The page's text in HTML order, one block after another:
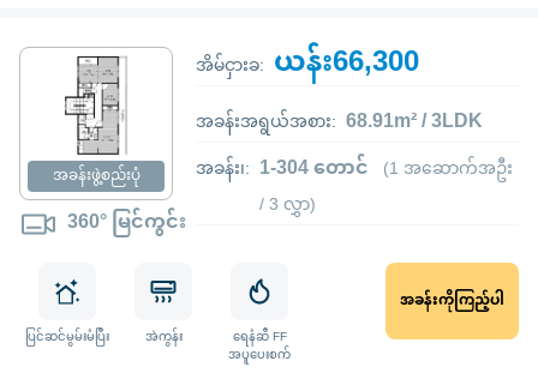
အခန်းဖွဲ့စည်းပုံ
360° မြင်ကွင်း
အိမ်ငှားခ: ယန်း66,300
အခန်းအရွယ်အစား: 68.91m² / 3LDK
အခန်း၊: 1-304 တောင် (1 အဆောက်အဦး
/ 3 လွှာ)
ပြင်ဆင်မွမ်းမံပြီး အဲကွန်း ရေနံဆီ FF
အပူပေးစက်
အခန်းကိုကြည့်ပါ